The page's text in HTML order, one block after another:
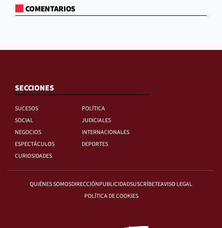
COMENTARIOS
SECCIONES
SUCESOS
POLÍTICA
SOCIAL
JUDICIALES
NEGOCIOS
INTERNACIONALES
ESPECTÁCULOS
DEPORTES
CURIOSIDADES
QUIÉNES SOMOSDIRECCIÓNPUBLICIDADSUSCRÍBETEAVISO LEGAL
POLÍTICA DE COOKIES